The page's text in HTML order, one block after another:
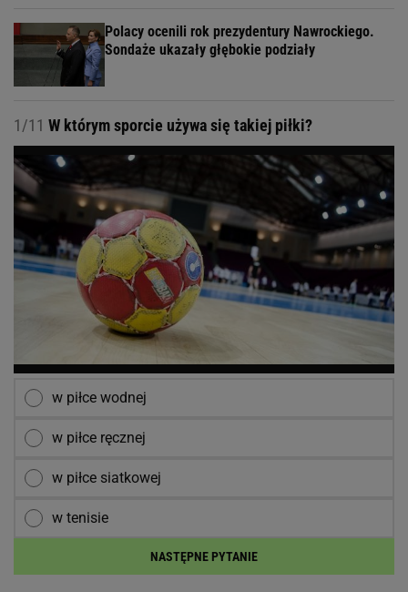
Polacy ocenili rok prezydentury Nawrockiego.
Sondaże ukazały głębokie podziały
1/11 W którym sporcie używa się takiej piłki?
w piłce wodnej
w piłce ręcznej
w piłce siatkowej
w tenisie
NASTĘPNE PYTANIE